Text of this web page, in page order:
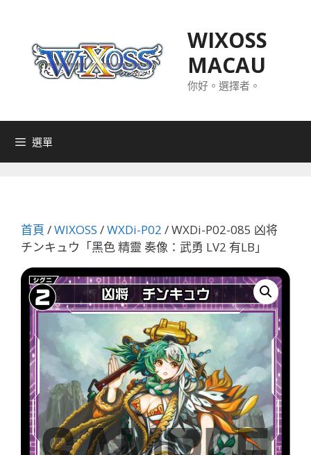
WIXOSS
MACAU
你好。選擇者。
選單
首頁 /WIXOSS /WXDi-P02 / WXDi-P02-085 凶将
チンキュウ「黑色 精靈 奏像：武勇 LV2 有LB」